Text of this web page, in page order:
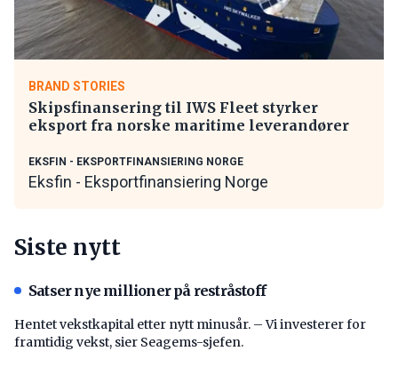
BRAND STORIES
Skipsfinansering til IWS Fleet styrker
eksport fra norske maritime leverandører
EKSFIN - EKSPORTFINANSIERING NORGE
Eksfin - Eksportfinansiering Norge
Siste nytt
Satser nye millioner på restråstoff
Hentet vekstkapital etter nytt minusår. – Vi investerer for
framtidig vekst, sier Seagems-sjefen.